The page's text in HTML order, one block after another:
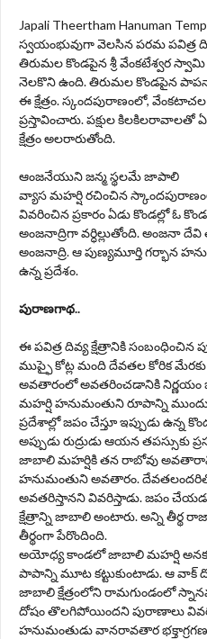
Japali Theertham Hanuman
స్వయంభువుగా వెలసిన పరమ పవిత్ర
తిరుమల కొండపైన శ్రీ వేంకటేశ్వర
నెలకొని ఉంది. తిరుమల కొండపైన
ఈ క్షేత్రం. స్కందపురాణంలో,
ప్రస్తావించారు. పక్షుల కిలకిలరావాలతో
క్షేత్రం అలరారుతోంది.
ఆంజనేయుని జన్మ స్థలమే జాపాలి
వ్యాస మహర్షి రచించిన
వివరించిన ప్రకారం ఏడు కొండల్లో ఓ
అంజనాద్రిగా వర్ధిల్లుతోంది. అంజనా
అంజనాద్రి. ఆ పుణ్యమూర్తి గర్భాన
ఉన్న ప్రదేశం.
పురాణగాథ..
ఈ పవిత్ర దివ్య క్షేత్రానికి సంబంధించిన
ముప్ఫై కోట్ల మంది దేవతల కోరిక మేరకు
అవతారంలో అవతరించడానికి నిర్ణయం
మహర్షి హనుమంతుని రూపాన్ని
ప్రదేశాల్లో జపం చేస్తూ ఇప్పుడు ఉన్న
అప్పుడు రుద్రుడు ఆయన తపస్సుకు
జాబాలి మహర్షికి తన రాబోవు
హనుమంతుని అవతారం.
అవతరిస్తానని వివరిస్తాడు. జపం
క్షేత్రాన్ని జాబాలి అంటారు. అన్ని తీర్థ
తీర్థంగా పేరొందింది.
అయోధ్య కాండలో జాబాలి మహర్షి
పాపాన్ని మూట కట్టుకుంటాడు. ఆ వాక్‌
జాబాలి క్షేత్రంలోని రామగుండంలో
దోషం తొలగిపోయిందని పురాణాలు
హనుమంతుడు వానరావతార